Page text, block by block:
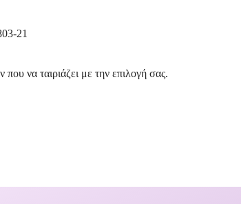
21
να ταιριάζει με την επιλογή σας.